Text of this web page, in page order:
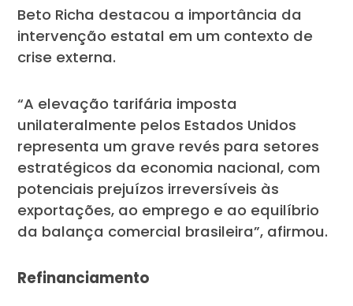
Beto Richa destacou a importância da
intervenção estatal em um contexto de
crise externa.
“A elevação tarifária imposta
unilateralmente pelos Estados Unidos
representa um grave revés para setores
estratégicos da economia nacional, com
potenciais prejuízos irreversíveis às
exportações, ao emprego e ao equilíbrio
da balança comercial brasileira”, afirmou.
Refinanciamento